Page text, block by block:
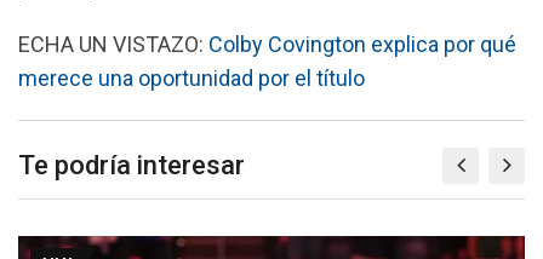
ECHA UN VISTAZO: Colby Covington explica por qué
merece una oportunidad por el título
Te podría interesar